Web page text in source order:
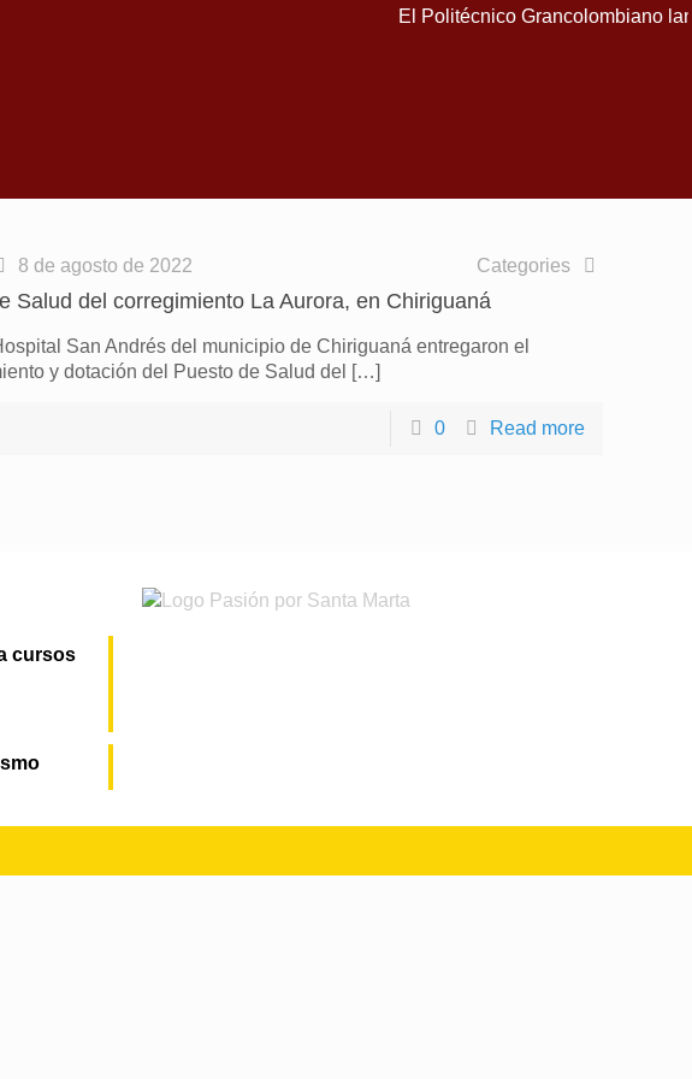
El Politécnico Grancolombiano
8 de agosto de 2022 Categories
Salud del corregimiento La Aurora, en Chiriguaná
San Andrés del municipio de Chiriguaná entregaron el
y dotación del Puesto de Salud del […]
0 Read more
cursos